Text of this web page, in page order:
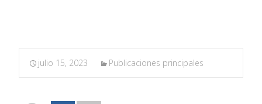
julio 15, 2023 Publicaciones principales